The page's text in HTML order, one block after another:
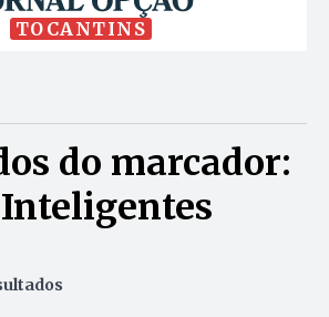
TOCANTINS
do marcador: